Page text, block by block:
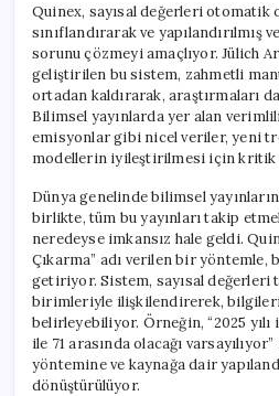
Quinex, sayısal değerleri otomatik
sınıflandırarak ve
sorunu çözmeyi amaçlıyor. Jülich
geliştirilen bu sistem, zahmetli
ortadan kaldırarak, araştırmaları
Bilimsel yayınlarda yer alan
emisyonlar gibi nicel veriler, yeni
modellerin iyileştirilmesi için kritik
Dünya genelinde bilimsel yayınların
birlikte, tüm bu yayınları takip
neredeyse imkansız hale geldi.
Çıkarma” adı verilen bir yöntemle,
getiriyor. Sistem, sayısal değerleri
birimleriyle ilişkilendirerek,
belirleyebiliyor. Örneğin, “2025
ile 71 arasında olacağı
yöntemine ve kaynağa dair
dönüştürülüyor.